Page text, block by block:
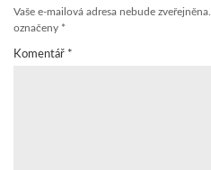
Vaše e-mailová adresa nebude zveřejněna.
označeny *
Komentář *